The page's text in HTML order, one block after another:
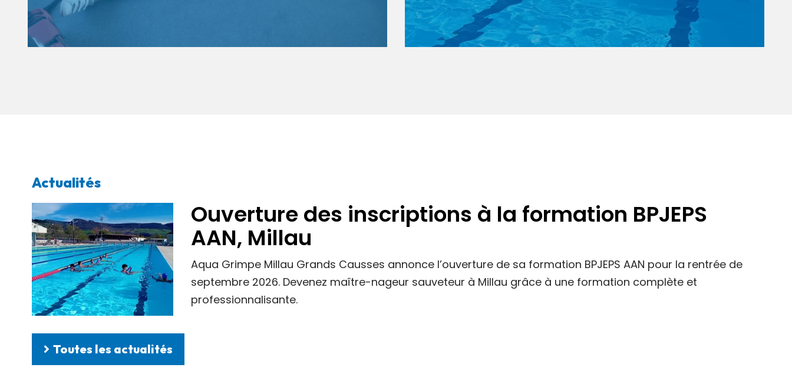
Actualités
Ouverture des inscriptions à la formation BPJEPS
AAN, Millau
Aqua Grimpe Millau Grands Causses annonce l’ouverture de sa formation BPJEPS AAN pour la rentrée de
septembre 2026. Devenez maître-nageur sauveteur à Millau grâce à une formation complète et
professionnalisante.
Toutes les actualités